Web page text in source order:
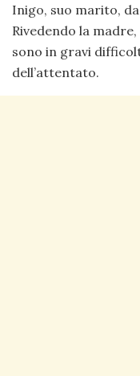
Inigo, suo marito,
Rivedendo la
sono in gravi
dell’attentato.